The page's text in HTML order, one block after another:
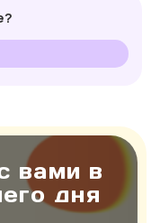
вами в
дня